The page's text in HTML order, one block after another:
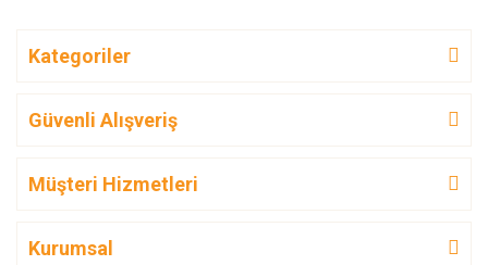
Kategoriler
Güvenli Alışveriş
Müşteri Hizmetleri
Kurumsal